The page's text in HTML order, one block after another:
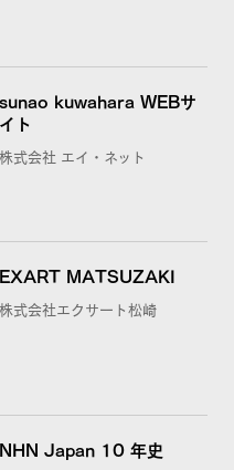
sunao kuwahara WEBサ
イト
株式会社 エイ・ネット
EXART MATSUZAKI
株式会社エクサート松崎
NHN Japan 10 年史